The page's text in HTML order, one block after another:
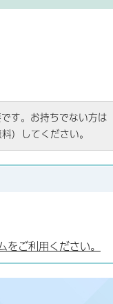
す。お持ちでない方は
）してください。
ご利用ください。